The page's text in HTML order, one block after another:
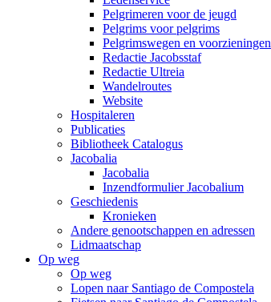
Pelgrimeren voor de jeugd
Pelgrims voor pelgrims
Pelgrimswegen en voorzieningen
Redactie Jacobsstaf
Redactie Ultreia
Wandelroutes
Website
Hospitaleren
Publicaties
Bibliotheek Catalogus
Jacobalia
Jacobalia
Inzendformulier Jacobalium
Geschiedenis
Kronieken
Andere genootschappen en adressen
Lidmaatschap
Op weg
Op weg
Lopen naar Santiago de Compostela